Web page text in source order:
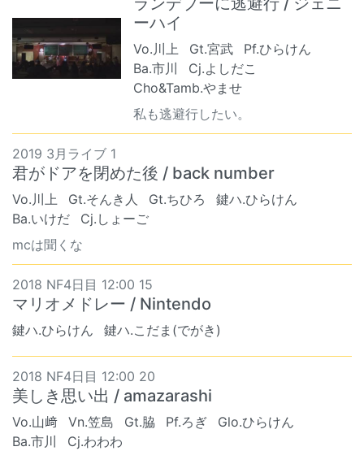
ーハイ
Vo.川上 Gt.宮武
Pf.ひらけん
Ba.市川
Cj.よしだこ
Cho&Tamb.やませ
私も逃避行したい。
2019 3月ライブ 1
君がドアを閉めた後 / back number
Vo.川上 Gt.そんき人 Gt.ちひろ
鍵ハ.ひらけん
Ba.いけだ
Cj.しょーご
mcは聞くな
2018 NF4日目 12:00 15
マリオメドレー / Nintendo
鍵ハ.ひらけん 鍵ハ.こだま(でがき)
2018 NF4日目 12:00 20
美しき思い出 / amazarashi
Vo.山﨑 Vn.笠島 Gt.脇 Pf.ろぎ
Glo.ひらけん
Ba.市川
Cj.わわわ